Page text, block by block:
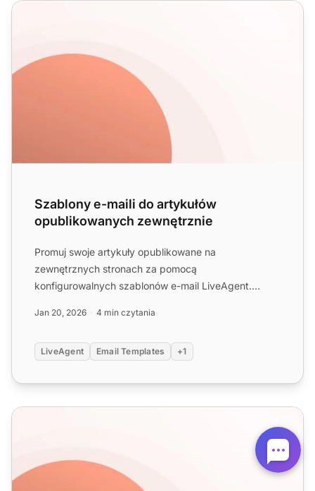
Szablony e-maili do artykułów opublikowanych
Szablony e-maili do artykułów
opublikowanych zewnętrznie
Promuj swoje artykuły opublikowane na
zewnętrznych stronach za pomocą
konfigurowalnych szablonów e-mail LiveAgent.
Jan 20, 2026 4 min czytania
LiveAgent Email Templates +1
Szablony e-maili z treściami